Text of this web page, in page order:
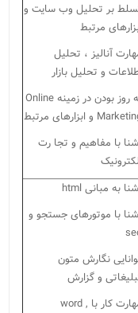
بر تحلیل وب سایت و
مرتبط
آنالیز ، تحلیل
و تحلیل بازار
روز بودن در زمینهOnline
و ابزارهای مرتبط
با مفاهیم و تجا رت
به مبانیhtml
با موتورهای جستجو و
نگارش متون
و گزارش
کار با word ,